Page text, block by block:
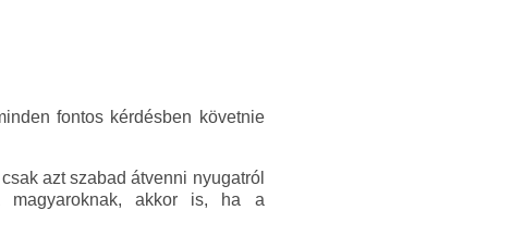
fontos kérdésben követnie
azt szabad átvenni nyugatról
akkor is, ha a